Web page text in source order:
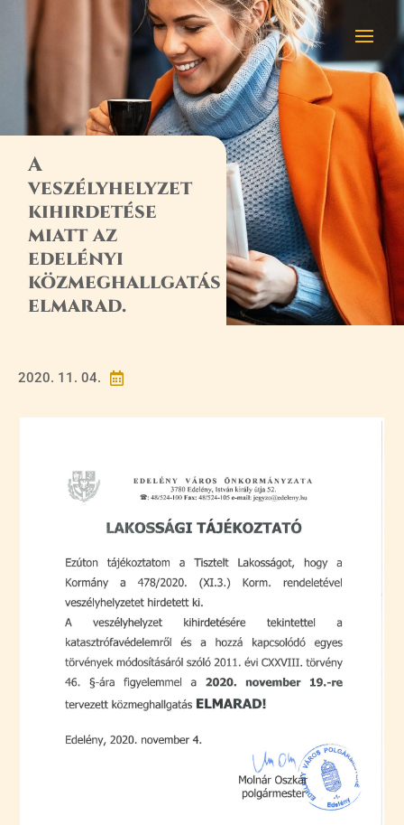
A
veszélyhelyzet
kihirdetése
miatt az
edelényi
közmeghallgatás
elmarad.

2020. 11. 04.